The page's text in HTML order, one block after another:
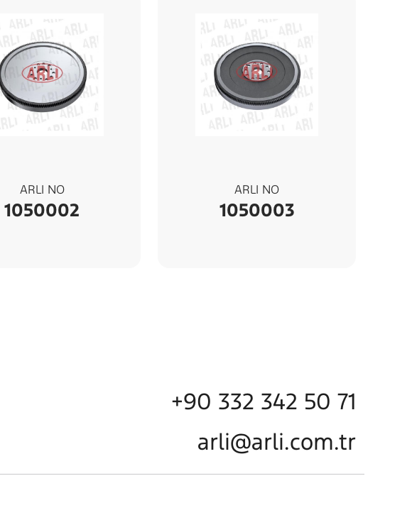
ARLI NO
1050002
ARLI NO
1050003
+90 332 342 50 71
arli@arli.com.tr